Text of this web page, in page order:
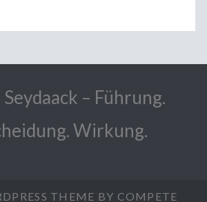
– Führung.
Wirkung.
THEME BY COMPETE